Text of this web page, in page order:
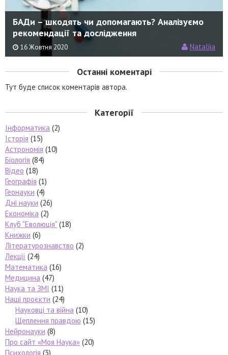
БАДи – шкодять чи допомагають? Аналізуємо
рекомендації та дослідження
16 Жовтня 2020 Nataliia
Останні коментарі
Тут буде список коментарів автора.
Категорії
Інформатика (2)
Історія (15)
Астрономія (10)
Біологія (84)
Відео (18)
Географія (1)
Геонауки (4)
Дні науки (26)
Економіка (2)
Клуб "Еволюція" (18)
Книжки (6)
Літературознавство (2)
Лекції (24)
Математика (16)
Медицина (47)
Наука та ЗМІ (11)
Наші проєкти (24)
Науковці та війна (10)
Щеплення правдою (15)
Нейронауки (8)
Про сайт «Моя Наука» (20)
Психологія (3)